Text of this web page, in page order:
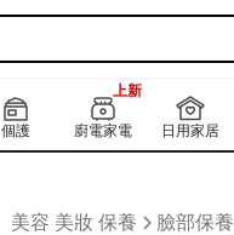
個護 廚電家電
180+
上新
180+
日用家居
美容 美妝 保養 臉部保養